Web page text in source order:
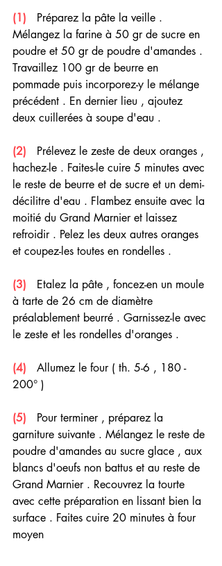
(1)
   Préparez la pâte la veille .
Mélangez la farine à 50 gr de sucre en
poudre et 50 gr de poudre d'amandes .
Travaillez 100 gr de beurre en
pommade puis incorporez-y le mélange
précédent . En dernier lieu , ajoutez
deux cuillerées à soupe d'eau .
(2)
   Prélevez le zeste de deux oranges ,
hachez-le . Faites-le cuire 5 minutes avec
le reste de beurre et de sucre et un demi-
décilitre d'eau . Flambez ensuite avec la
moitié du Grand Marnier et laissez
refroidir . Pelez les deux autres oranges
et coupez-les toutes en rondelles .
(3)
   Etalez la pâte , foncez-en un moule
à tarte de 26 cm de diamètre
préalablement beurré . Garnissez-le avec
le zeste et les rondelles d'oranges .
(4)
Allumez le four ( th. 5-6 , 180 -
200° )
(5)
   Pour terminer , préparez la
garniture suivante . Mélangez le reste de
poudre d'amandes au sucre glace , aux
blancs d'oeufs non battus et au reste de
Grand Marnier . Recouvrez la tourte
avec cette préparation en lissant bien la
surface . Faites cuire 20 minutes à four
moyen